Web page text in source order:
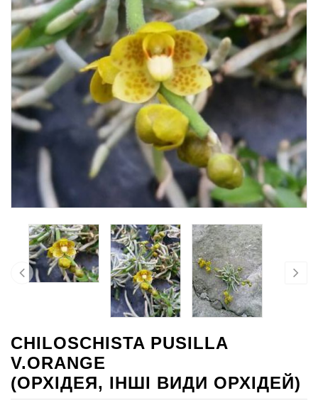
CHILOSCHISTA PUSILLA
V.ORANGE
(ОРХІДЕЯ, ІНШІ ВИДИ ОРХІДЕЙ)